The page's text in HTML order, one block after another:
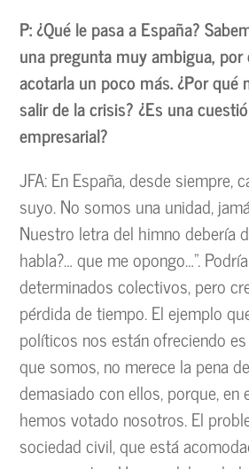
P: ¿Qué le pasa a España?
una pregunta muy ambigua,
acotarla un poco más. ¿Por qué
salir de la crisis? ¿Es una
empresarial?
JFA: En España, desde siempre,
suyo. No somos una unidad,
Nuestro letra del himno debería
habla?… que me opongo…”.
determinados colectivos, pero
pérdida de tiempo. El ejemplo
políticos nos están ofreciendo
que somos, no merece la pena
demasiado con ellos, porque, en
hemos votado nosotros. El
sociedad civil, que está